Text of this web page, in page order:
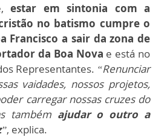
estar em sintonia com a
no batismo cumpre o
Francisco a sair da zona de
da Boa Nova e está no
Representantes. “Renunciar
vaidades, nossos projetos,
carregar nossas cruzes do
tambémajudar o outro a
”, explica.